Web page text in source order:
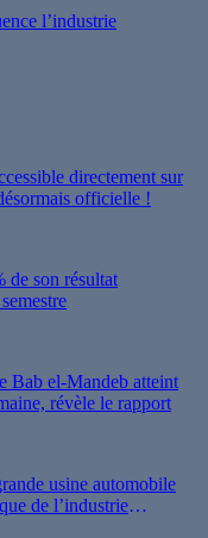
l’industrie
directement sur
officielle !
de son résultat
Bab el-Mandeb atteint
révèle le rapport
usine automobile
de l’industrie